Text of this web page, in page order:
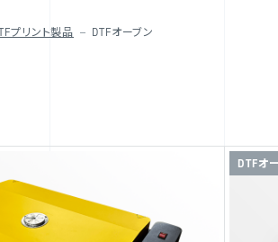
プリント製品 DTFオーブン
DTFオ